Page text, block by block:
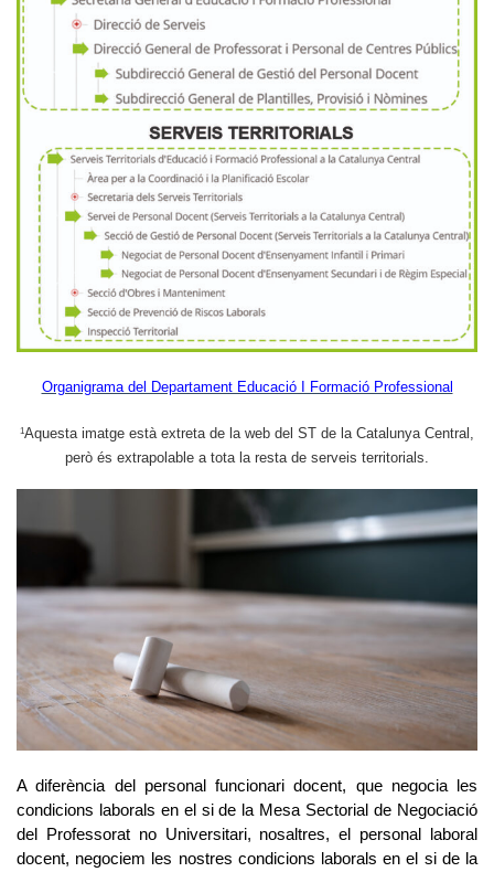
Organigrama del Departament Educació I Formació Professional
1Aquesta imatge està extreta de la web del ST de la Catalunya Central,
però és extrapolable a tota la resta de serveis territorials.
A diferència del personal funcionari docent, que negocia les
condicions laborals en el si de la Mesa Sectorial de Negociació
del Professorat no Universitari, nosaltres, el personal laboral
docent, negociem les nostres condicions laborals en el si de la